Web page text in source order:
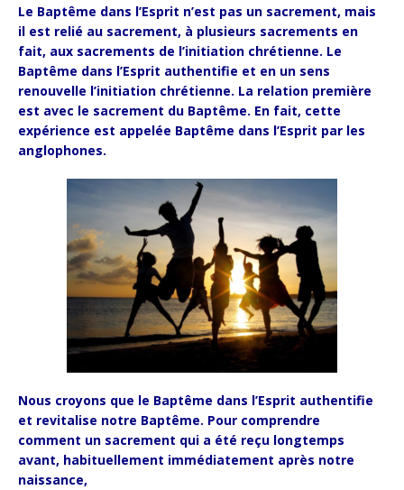
Le Baptême dans l’Esprit n’est pas un sacrement, mais
il est relié au sacrement, à plusieurs sacrements en
fait, aux sacrements de l’initiation chrétienne. Le
Baptême dans l’Esprit authentifie et en un sens
renouvelle l’initiation chrétienne. La relation première
est avec le sacrement du Baptême. En fait, cette
expérience est appelée Baptême dans l’Esprit par les
anglophones.
Nous croyons que le Baptême dans l’Esprit authentifie
et revitalise notre Baptême. Pour comprendre
comment un sacrement qui a été reçu longtemps
avant, habituellement immédiatement après notre
naissance,